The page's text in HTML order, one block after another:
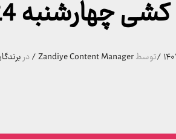
24 خرداد 1402
/توسطZandiye Content Manager
/در